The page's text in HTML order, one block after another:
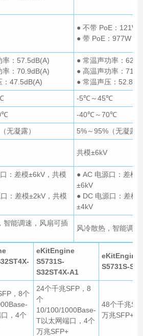
● 不带 PoE：121W
● 带 PoE：977W（
率：57.5dB(A)
率：70.9dB(A)
：47.5dB(A)
● 常温声功率：
● 高温声功率：
● 常温声压：
-5℃～45℃
-40℃～70℃
无凝露）
5%～95%（无凝露
共模±6kV
：差模±6kV，共模
：差模±2kV，共模
● AC 电源口：差模
±6kV
● DC 电源口：差模
±4kV
智能调速，风扇可插
风冷散热，智能调
eKitEngine
S5731S-
S32ST4X-A1
eKitEngine
S5731S-
，8个
，4个
24个千兆SFP，8
个
10/100/1000Base-
T以太网端口，4个
万兆SFP+
48个千兆
万兆SFP+